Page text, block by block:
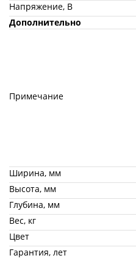
Напряжение, В
Дополнительно
Примечание
Ширина, мм
Высота, мм
Глубина, мм
Вес, кг
Цвет
Гарантия, лет